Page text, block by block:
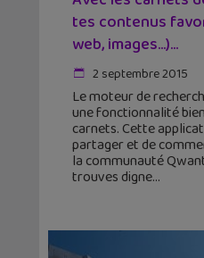
tes contenus
web, images…)...
2 septembre 2015
Le moteur de
une fonctionnalité
carnets. Cette
partager et de
la communauté
trouves digne